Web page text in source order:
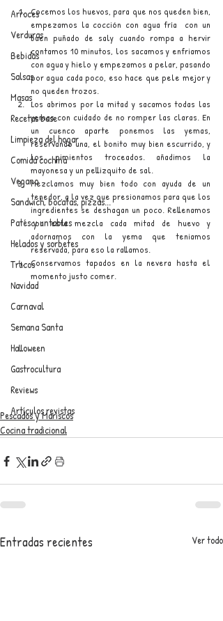
Arroces
Verduras
Bebidas
Salsas
Masas
Recetas base
Limpieza del hogar
Comida cochina
Vegano
Sandwich, bocatas, pizzas...
Patés y untables
Helados y sorbetes
Trucos
Navidad
Carnaval
Semana Santa
Halloween
Gastrocultura
Reviews
Artículos revistas
Cocemos los huevos, para que nos queden bien,
empezamos la cocción con agua fría  con un
buen puñado de saly cuando rompa a hervir
contamos 10 minutos, los sacamos y enfriamos
con agua y hielo y empezamos a pelar, pasando
por agua cada poco, eso hace que pele mejor y
no queden trozos.
Los abrimos por la mitad y sacamos todas las
yemas con cuidado de no romper las claras. En
un cuenco aparte ponemos las yemas,
reservando una, el bonito muy bien escurrido, y
los pimientos troceados. añadimos la
mayonesa y un pellizquito de sal.
Mezclamos muy bien todo con ayuda de un
tenedor, a la vez que presionamos para que los
ingredientes se deshagan un poco. Rellenamos
con esta mezcla cada mitad de huevo y
adornamos con la yema que teniamos
reservada, para eso la rallamos.
Conservamos tapados en la nevera hasta el
momento justo comer.
Pescados y Mariscos
Cocina tradicional
Entradas recientes Ver todo